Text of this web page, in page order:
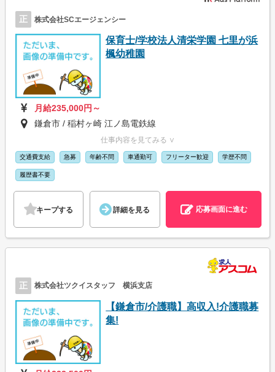
正 株式会社SCエージェンシー
保育士/学校法人清栄学園 七里が浜
楓幼稚園
月給235,000円～
鎌倉市 / 稲村ヶ崎 江ノ島電鉄線
仕事内容を見てみる ∨
交通費支給 急募 年齢不問 車通勤可 フリーター歓迎 学歴不問
履歴書不要
キープする 詳細を見る 応募画面に進む
正 株式会社ツクイスタッフ 横浜支店
【鎌倉市/介護職】高収入!介護職募
集!